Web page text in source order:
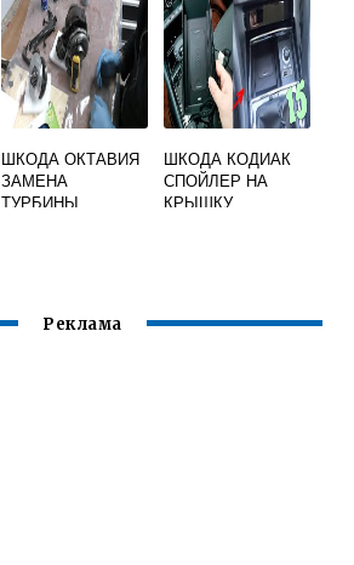
ШКОДА ОКТАВИЯ
ЗАМЕНА
ТУРБИНЫ
ШКОДА КОДИАК
СПОЙЛЕР НА
КРЫШКУ
Реклама